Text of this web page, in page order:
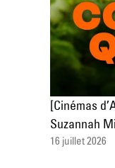
[Cinémas
Suzannah
16 juillet 2026